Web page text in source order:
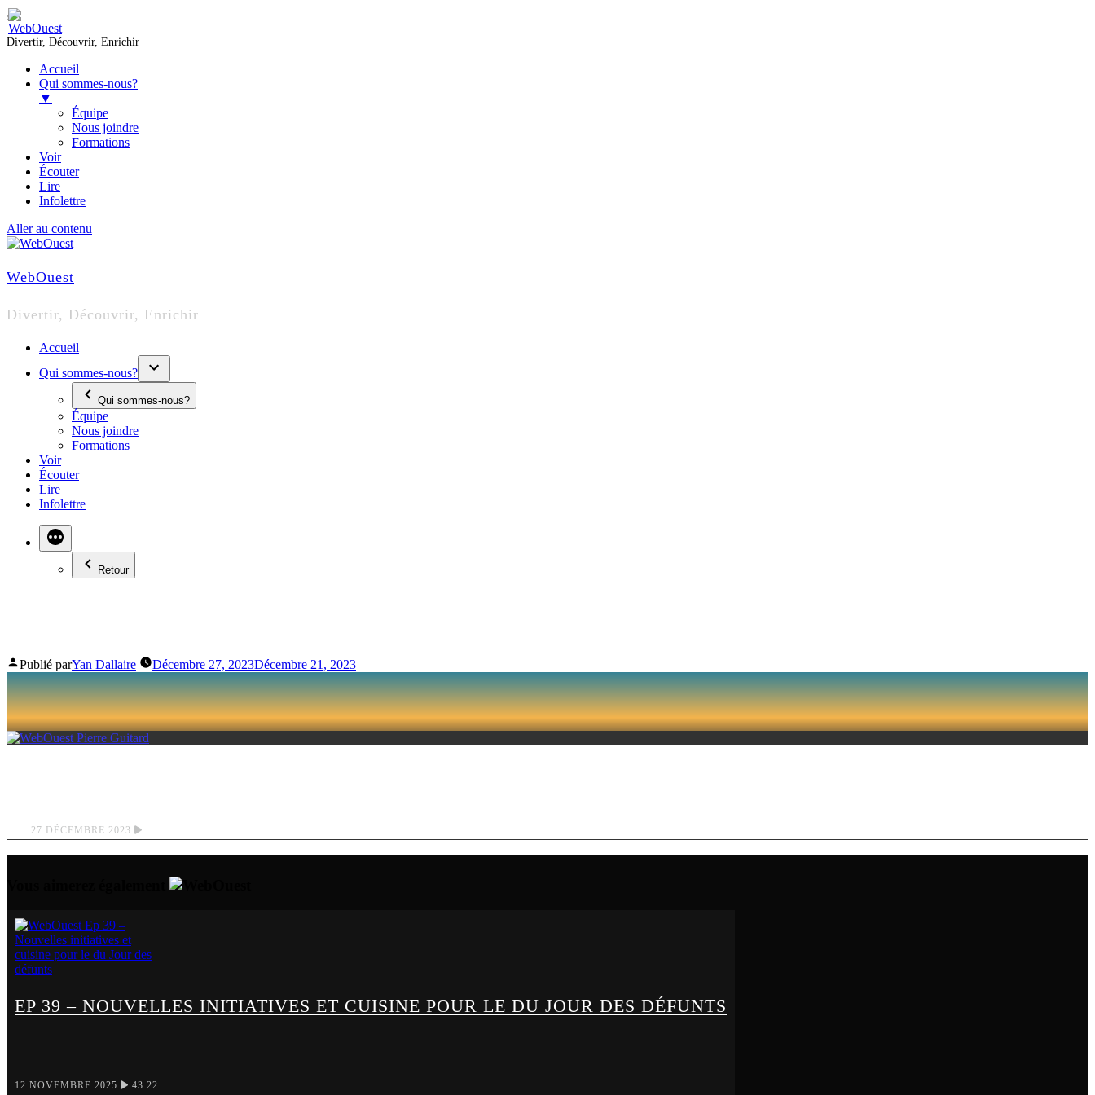
Divertir, Découvrir, Enrichir
Accueil
Qui sommes-nous?
▼
Équipe
Nous joindre
Formations
Voir
Écouter
Lire
Infolettre
Aller au contenu
WebOuest
Divertir, Découvrir, Enrichir
Accueil
Qui sommes-nous?
Qui sommes-nous?
Équipe
Nous joindre
Formations
Voir
Écouter
Lire
Infolettre
Retour
Publié parYan Dallaire Décembre 27, 2023Décembre 21, 2023
27 DÉCEMBRE 2023
EP 39 – NOUVELLES INITIATIVES ET CUISINE POUR LE DU JOUR DES DÉFUNTS
12 NOVEMBRE 2025 43:22